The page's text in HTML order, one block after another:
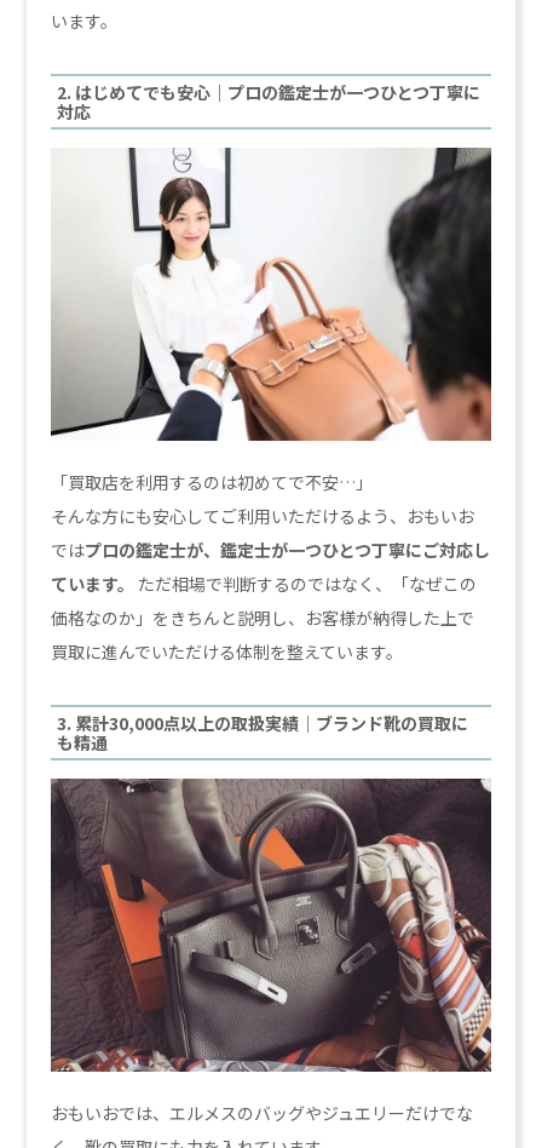
います。
2. はじめてでも安心｜プロの鑑定士が一つひとつ丁寧に
対応
「買取店を利用するのは初めてで不安…」
そんな方にも安心してご利用いただけるよう、おもいお
ではプロの鑑定士が、鑑定士が一つひとつ丁寧にご対応し
ています。
ただ相場で判断するのではなく、「なぜこの
価格なのか」をきちんと説明し、お客様が納得した上で
買取に進んでいただける体制を整えています。
3. 累計30,000点以上の取扱実績｜ブランド靴の買取に
も精通
おもいおでは、エルメスのバッグやジュエリーだけでな